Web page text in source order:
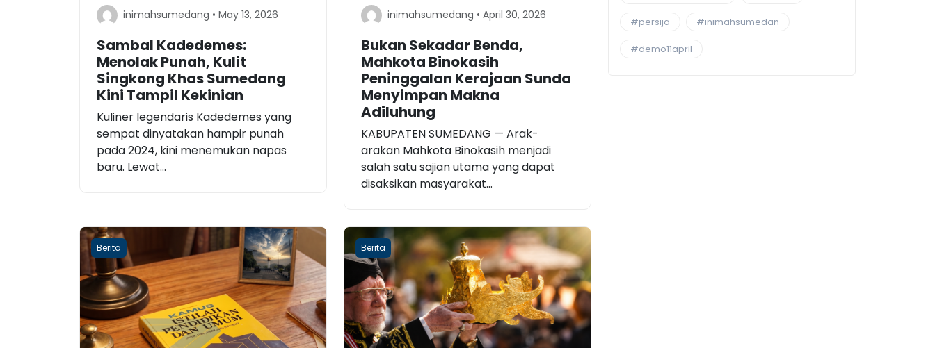
inimahsumedang • May 13, 2026
Sambal Kadedemes:
Menolak Punah, Kulit
Singkong Khas Sumedang
Kini Tampil Kekinian
Kuliner legendaris Kadedemes yang
sempat dinyatakan hampir punah
pada 2024, kini menemukan napas
baru. Lewat...
inimahsumedang • April 30, 2026
Bukan Sekadar Benda,
Mahkota Binokasih
Peninggalan Kerajaan Sunda
Menyimpan Makna
Adiluhung
KABUPATEN SUMEDANG — Arak-
arakan Mahkota Binokasih menjadi
salah satu sajian utama yang dapat
disaksikan masyarakat...
Berita Berita
#persija #inimahsumedan
#demo11april